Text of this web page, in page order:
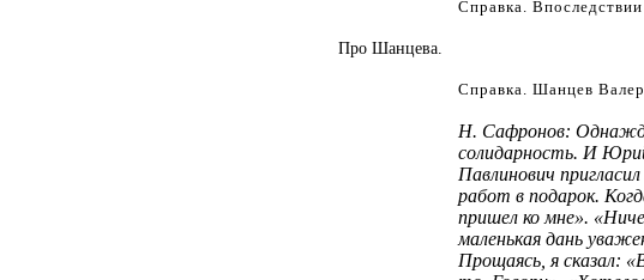
Справка.
Про Шанцева.
Справка. Шанцев
Н. Сафронов:
солидарность. И
Павлинович
работ в подарок.
пришел ко мне».
маленькая дань
Прощаясь, я сказал: